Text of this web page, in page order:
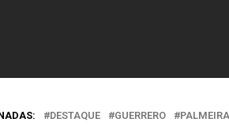
DESTAQUE GUERRERO